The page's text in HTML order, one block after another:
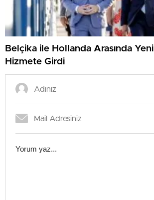
Belçika ile Hollanda Arasında
Hizmete Girdi